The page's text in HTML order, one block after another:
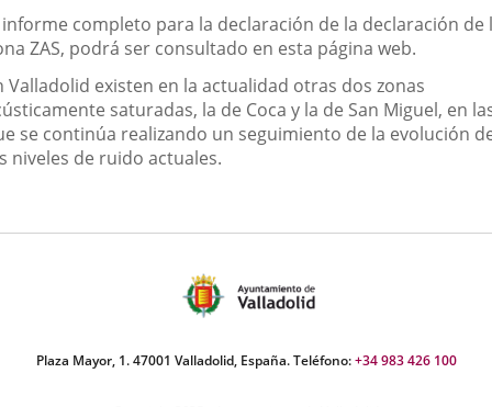
informe completo para la declaración de la declaración de
ZAS, podrá ser consultado en esta página web.
Valladolid existen en la actualidad otras dos zonas
saturadas, la de Coca y la de San Miguel, en
se continúa realizando un seguimiento de la evolución
niveles de ruido actuales.
Plaza Mayor, 1. 47001 Valladolid, España. Teléfono:+34 983 426 100